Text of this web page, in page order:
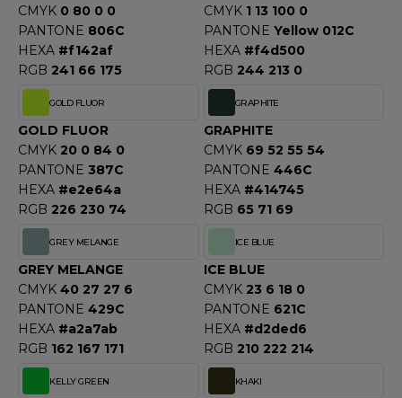
CMYK 0 80 0 0
PANTONE 806C
HEXA #f142af
RGB 241 66 175
CMYK 1 13 100 0
PANTONE Yellow 012C
HEXA #f4d500
RGB 244 213 0
GOLD FLUOR
GOLD FLUOR
CMYK 20 0 84 0
PANTONE 387C
HEXA #e2e64a
RGB 226 230 74
GRAPHITE
GRAPHITE
CMYK 69 52 55 54
PANTONE 446C
HEXA #414745
RGB 65 71 69
GREY MELANGE
GREY MELANGE
CMYK 40 27 27 6
PANTONE 429C
HEXA #a2a7ab
RGB 162 167 171
ICE BLUE
ICE BLUE
CMYK 23 6 18 0
PANTONE 621C
HEXA #d2ded6
RGB 210 222 214
KELLY GREEN KHAKI